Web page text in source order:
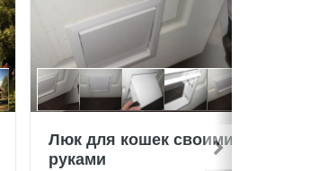
Люк для кошек своими
руками